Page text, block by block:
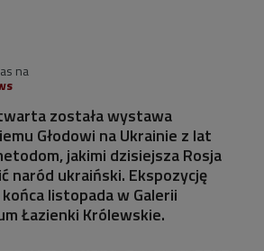
na
została wystawa
Głodowi na Ukrainie z lat
jakimi dzisiejsza Rosja
naród ukraiński. Ekspozycję
listopada w Galerii
Łazienki Królewskie.